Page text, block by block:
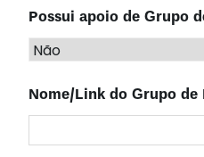
Possui apoio de Grupo
Nome/Link do Grupo de